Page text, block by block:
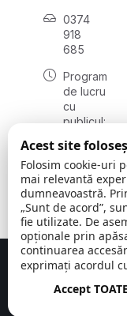
0374
918
685
Program
de lucru
cu
publicul:
08:00 -
16:30
, vineri:
08:00 -
14:00
Comuna Cerchezu
Concept realizat
Acest site
Folosim cookie-uri
mai relevantă
dumneavoastră.
„Sunt de acord”,
fie utilizate. De
opționale prin
continuarea
exprimați acordul
Accept TOATE